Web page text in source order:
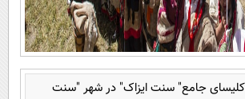
کلیسای جامع" سنت ایزاک" در شهر "سنت